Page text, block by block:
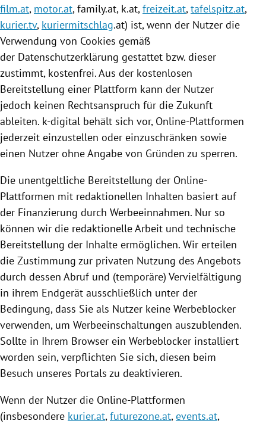
film.at, motor.at, family.at, k.at, freizeit.at, tafelspitz.at,
kurier.tv, kuriermitschlag.at) ist, wenn der Nutzer die
Verwendung von Cookies gemäß
der Datenschutzerklärung gestattet bzw. dieser
zustimmt, kostenfrei. Aus der kostenlosen
Bereitstellung einer Plattform kann der Nutzer
jedoch keinen Rechts­anspruch für die Zukunft
ableiten. k-digital behält sich vor, Online-Plattformen
jederzeit einzustellen oder einzuschränken sowie
einen Nutzer ohne Angabe von Gründen zu sperren.
Die unentgeltliche Bereitstellung der Online-
Plattformen mit redaktionellen Inhalten basiert auf
der Finanzierung durch Werbeeinnahmen. Nur so
können wir die redaktionelle Arbeit und technische
Bereitstellung der Inhalte ermöglichen. Wir erteilen
die Zustimmung zur privaten Nutzung des Angebots
durch dessen Abruf und (temporäre) Vervielfältigung
in ihrem Endgerät ausschließlich unter der
Bedingung, dass Sie als Nutzer keine Werbeblocker
verwenden, um Werbeeinschaltungen auszublenden.
Sollte in Ihrem Browser ein Werbeblocker installiert
worden sein, verpflichten Sie sich, diesen beim
Besuch unseres Portals zu deaktivieren.
Wenn der Nutzer die Online-Plattformen
(insbesondere kurier.at, futurezone.at, events.at,